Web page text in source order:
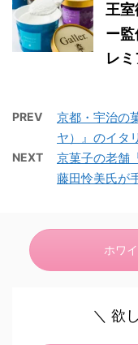
王
ー
レ
PREV
京都・宇治の
ヤ）』のイタ
NEXT
京菓子の老舗
藤田怜美氏が
ホワ
＼ 欲